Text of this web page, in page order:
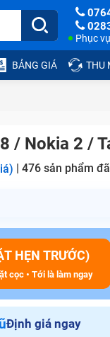
Phục
BẢNG GIÁ THU
/ Nokia 2 /
| 476 sản phẩm
HẸN TRƯỚC)
cọc • Tới là làm ngay
Định giá ngay